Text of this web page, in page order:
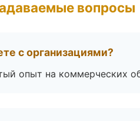
вопросы
с организациями?
опыт на коммерческих